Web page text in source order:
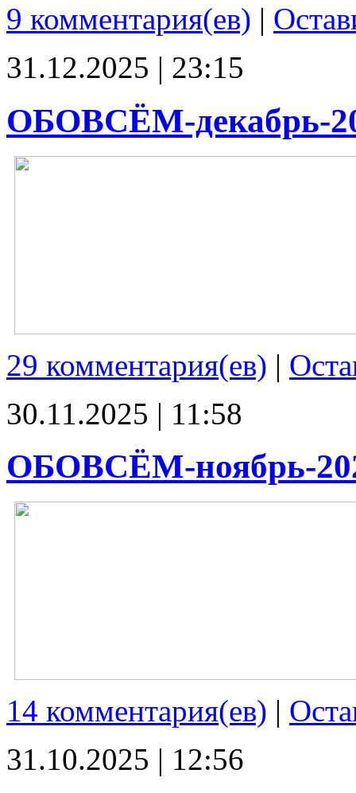
9 комментария(ев) |
31.12.2025 | 23:15
ОБОВСЁМ-декабрь-
29 комментария(ев) |
30.11.2025 | 11:58
ОБОВСЁМ-ноябрь-
14 комментария(ев) |
31.10.2025 | 12:56